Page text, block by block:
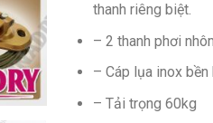
thanh riêng biệt.
– 2 thanh phơi
– Cáp lụa inox bền
– Tải trọng 60kg